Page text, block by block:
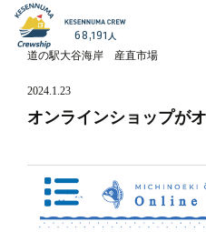
68,191 人
飲食
道の駅大谷海岸 産直市場
2024.1.23
オンラインショップが